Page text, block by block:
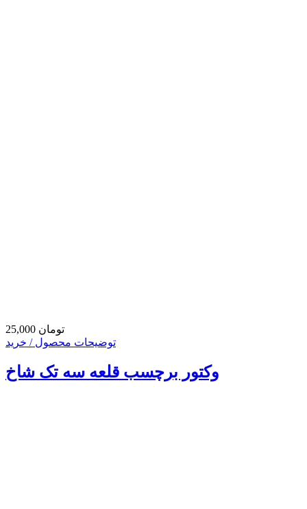
25,000 تومان
توضیحات محصول / خرید
وکتور برچسب قلعه سه تک شاخ